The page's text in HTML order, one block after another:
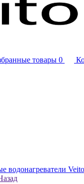
товары 0
водонагреватели Veito